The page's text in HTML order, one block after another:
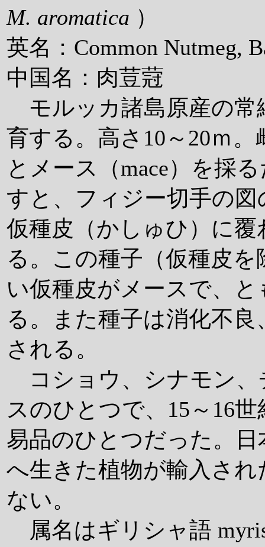
M. aromatica ）
英名：Common Nutmeg,
中国名：肉荳蒄
モルッカ諸島原産の常
育する。高さ10～20ｍ
とメース（mace）を採
すと、フィジー切手の
仮種皮（かしゅひ）に
る。この種子（仮種皮
い仮種皮がメースで、
る。また種子は消化不
される。
コショウ、シナモン、
スのひとつで、15～16
易品のひとつだった。日
へ生きた植物が輸入さ
ない。
属名はギリシャ語